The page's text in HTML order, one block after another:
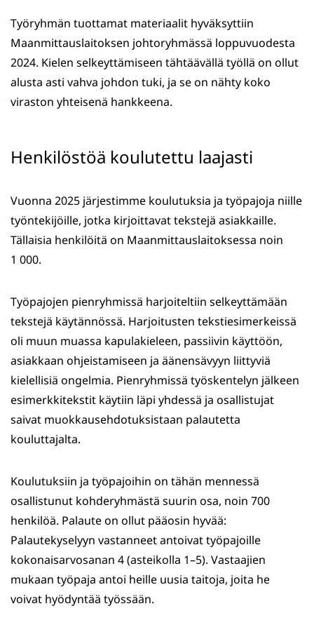
Työryhmän tuottamat materiaalit hyväksyttiin
Maanmittauslaitoksen johtoryhmässä loppuvuodesta
2024. Kielen selkeyttämiseen tähtäävällä työllä on ollut
alusta asti vahva johdon tuki, ja se on nähty koko
viraston yhteisenä hankkeena.
Henkilöstöä koulutettu laajasti
Vuonna 2025 järjestimme koulutuksia ja työpajoja niille
työntekijöille, jotka kirjoittavat tekstejä asiakkaille.
Tällaisia henkilöitä on Maanmittauslaitoksessa noin
1 000.
Työpajojen pienryhmissä harjoiteltiin selkeyttämään
tekstejä käytännössä. Harjoitusten tekstiesimerkeissä
oli muun muassa kapulakieleen, passiivin käyttöön,
asiakkaan ohjeistamiseen ja äänensävyyn liittyviä
kielellisiä ongelmia. Pienryhmissä työskentelyn jälkeen
esimerkkitekstit käytiin läpi yhdessä ja osallistujat
saivat muokkausehdotuksistaan palautetta
kouluttajalta.
Koulutuksiin ja työpajoihin on tähän mennessä
osallistunut kohderyhmästä suurin osa, noin 700
henkilöä. Palaute on ollut pääosin hyvää:
Palautekyselyyn vastanneet antoivat työpajoille
kokonaisarvosanan 4 (asteikolla 1–5). Vastaajien
mukaan työpaja antoi heille uusia taitoja, joita he
voivat hyödyntää työssään.